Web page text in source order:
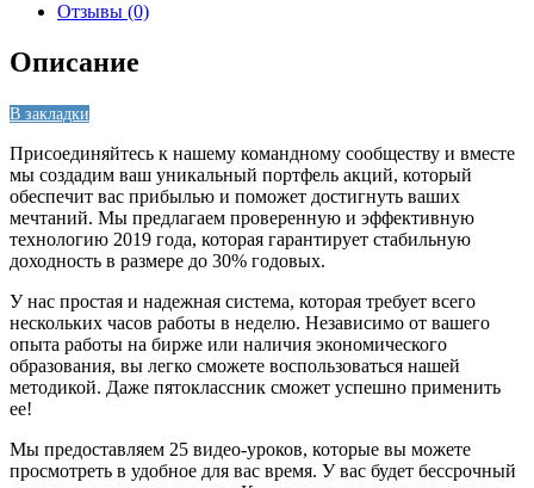
ускорение:
как
удвоить
в
[Елена
Коваленко]
Отзывы (0)
Описание
В закладки
Присоединяйтесь к нашему командному сообществу и вместе
мы создадим ваш уникальный портфель акций, который
обеспечит вас прибылью и поможет достигнуть ваших
мечтаний. Мы предлагаем проверенную и эффективную
технологию 2019 года, которая гарантирует стабильную
доходность в размере до 30% годовых.
У нас простая и надежная система, которая требует всего
нескольких часов работы в неделю. Независимо от вашего
опыта работы на бирже или наличия экономического
образования, вы легко сможете воспользоваться нашей
методикой. Даже пятоклассник сможет успешно применить
ее!
Мы предоставляем 25 видео-уроков, которые вы можете
просмотреть в удобное для вас время. У вас будет бессрочный